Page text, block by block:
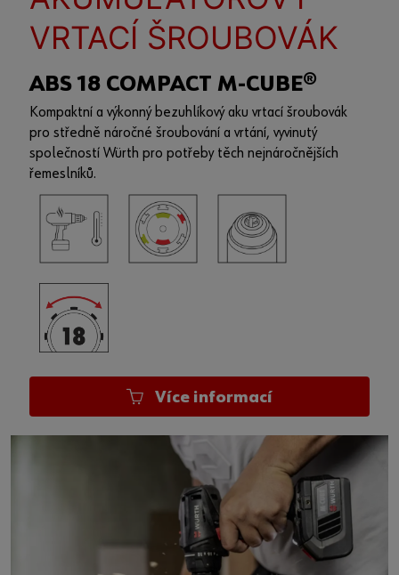
VRTACÍ ŠROUBOVÁK
ABS 18 COMPACT M-CUBE®
Kompaktní a výkonný bezuhlíkový aku vrtací šroubovák
pro středně náročné šroubování a vrtání, vyvinutý
společností Würth pro potřeby těch nejnáročnějších
řemeslníků.
Více informací